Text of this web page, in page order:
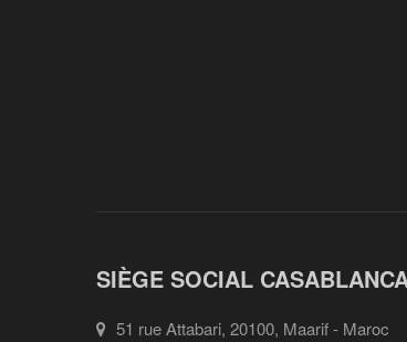
SIÈGE SOCIAL
51 rue Attabari, 20100, Maarif - Maroc